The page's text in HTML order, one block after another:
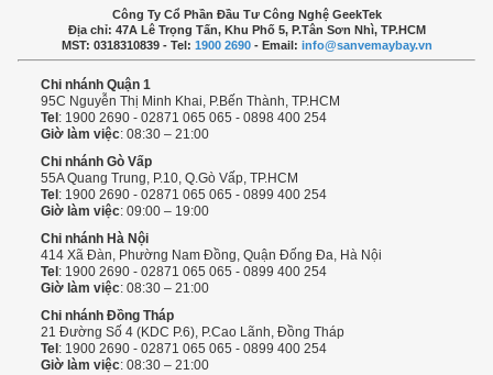
Công Ty Cổ Phần Đầu Tư Công Nghệ GeekTek
Địa chỉ: 47A Lê Trọng Tấn, Khu Phố 5, P.Tân Sơn Nhì, TP.HCM
MST: 0318310839 - Tel: 1900 2690- Email: info@sanvemaybay.vn
Chi nhánh Quận 1
95C Nguyễn Thị Minh Khai, P.Bến Thành, TP.HCM
Tel : 1900 2690 - 02871 065 065 - 0898 400 254
Giờ làm việc: 08:30 – 21:00
Chi nhánh Gò Vấp
55A Quang Trung, P.10, Q.Gò Vấp, TP.HCM
Tel : 1900 2690 - 02871 065 065 - 0899 400 254
Giờ làm việc: 09:00 – 19:00
Chi nhánh Hà Nội
414 Xã Đàn, Phường Nam Đồng, Quận Đống Đa, Hà Nội
Tel : 1900 2690 - 02871 065 065 - 0899 400 254
Giờ làm việc: 08:30 – 21:00
Chi nhánh Đồng Tháp
21 Đường Số 4 (KDC P.6), P.Cao Lãnh, Đồng Tháp
Tel : 1900 2690 - 02871 065 065 - 0899 400 254
Giờ làm việc: 08:30 – 21:00